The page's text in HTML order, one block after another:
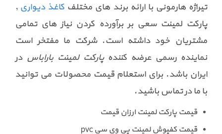
تیراژه هارمونی با ارائه برند های مختلف کاغذ دیواری ,
پارکت لمینت سعی بر برآورده کردن نیاز های تمامی
مشتریان خود داشته است. شرکت ما مفتخر است
نماینده رسمی عرضه کنندهپارکت لمینت باراباس در
ایران باشد. برای استعلام قیمت محصولات می توانید
با ما در تماس باشید.
قیمت پارکت لمینت ارزان قیمت
قیمت کفپوش لمینت پی وی سی pvc